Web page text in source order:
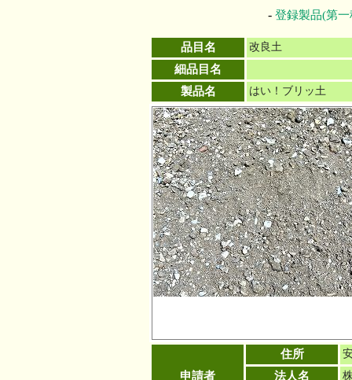
- 登録製品(第
品目名 改良土
細品目名
製品名
はい！ブリッ土
申請者
住所
法人名